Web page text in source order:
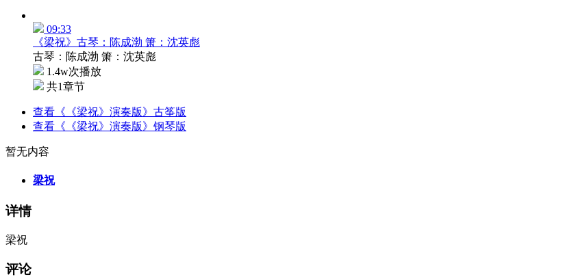
09:33
《梁祝》古琴：陈成渤 箫：沈英彪
古琴：陈成渤 箫：沈英彪
1.4w次播放
共1章节
查看《《梁祝》演奏版》古筝版
查看《《梁祝》演奏版》钢琴版
暂无内容
梁祝
详情
梁祝
评论